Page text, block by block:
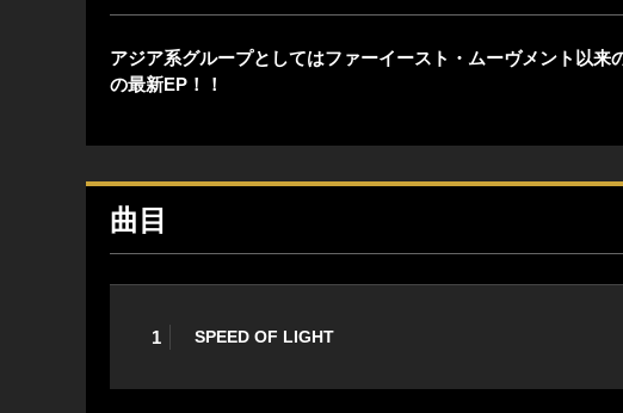
アジア系グループとしてはファーイースト・ムーヴメント以
の最新EP！！
曲目
1 SPEED OF LIGHT